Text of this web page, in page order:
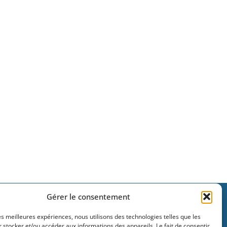
Gérer le consentement
meilleures expériences, nous utilisons des technologies telles que les
Simone de Beauvoir,